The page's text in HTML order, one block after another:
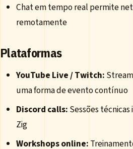
Chat em tempo real permite
remotamente
Plataformas
YouTube Live / Twitch:
uma forma de evento contínuo
Discord calls: Sessões
Zig
Workshops online: